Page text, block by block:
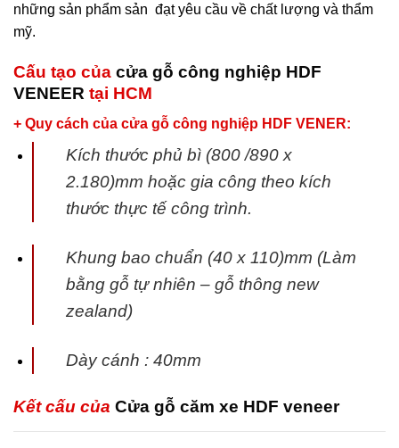
những sản phẩm sản đạt yêu cầu về chất lượng và thẩm
mỹ.
Cấu tạo của cửa gỗ công nghiệp HDF
VENEER tại HCM
+ Quy cách của cửa gỗ công nghiệp HDF VENER:
Kích thước phủ bì (800 /890 x
2.180)mm hoặc gia công theo kích
thước thực tế công trình.
Khung bao chuẩn (40 x 110)mm (Làm
bằng gỗ tự nhiên – gỗ thông new
zealand)
Dày cánh : 40mm
Kết cấu của Cửa gỗ căm xe HDF veneer